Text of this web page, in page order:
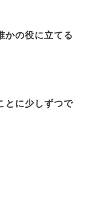
かの役に立てる
とに少しずつで